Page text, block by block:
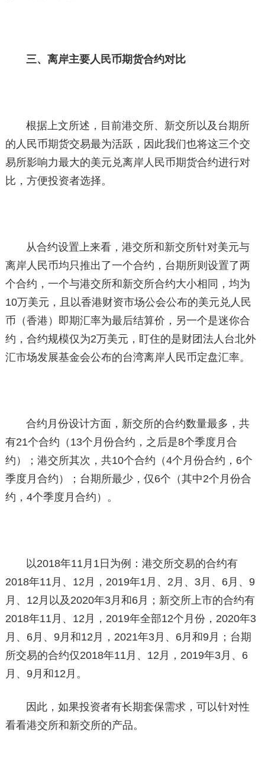
三、离岸主要人民币期货合约对比
根据上文所述，目前港交所、新交所以及台期所
的人民币期货交易最为活跃，因此我们也将这三个交
易所影响力最大的美元兑离岸人民币期货合约进行对
比，方便投资者选择。
从合约设置上来看，港交所和新交所针对美元与
离岸人民币均只推出了一个合约，台期所则设置了两
个合约，一个与港交所和新交所合约大小相同，均为
10万美元，且以香港财资市场公会公布的美元兑人民
币（香港）即期汇率为最后结算价，另一个是迷你合
约，合约规模仅为2万美元，盯住的是财团法人台北外
汇市场发展基金会公布的台湾离岸人民币定盘汇率。
合约月份设计方面，新交所的合约数量最多，共
有21个合约（13个月份合约，之后是8个季度月合
约）；港交所其次，共10个合约（4个月份合约，6个
季度月合约）；台期所最少，仅6个（其中2个月份合
约，4个季度月合约）。
以2018年11月1日为例：港交所交易的合约有
2018年11月、12月，2019年1月、2月、3月、6月、9
月、12月以及2020年3月和6月；新交所上市的合约有
2018年11月、12月，2019年全部12个月份，2020年3
月、6月、9月和12月，2021年3月、6月和9月；台期
所交易的合约仅2018年11月、12月，2019年3月、6
月、9月和12月。
因此，如果投资者有长期套保需求，可以针对性
看看港交所和新交所的产品。